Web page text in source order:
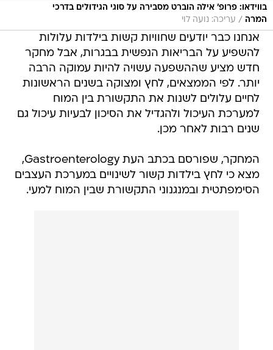
בווידאו: פרופ' אילה הוברט מסבירה על סוגי הגידולים בדרכי
המרה / עריכה: נועה לוי
אנחנו כבר יודעים שחוויות קשות בילדות עלולות
להשפיע על הבריאות הנפשית בבגרות, אבל מחקר
חדש מציע שההשפעה עשויה להיות עמוקה הרבה
יותר. לפי הממצאים, לחץ ומצוקה בשנים הראשונות
לחיים עלולים לשנות את התקשורת בין המוח
למערכת העיכול ולהגדיל את הסיכון לבעיות עיכול גם
שנים רבות לאחר מכן.
המחקר, שפורסם בכתב העת Gastroenterology,
מצא כי לחץ בילדות קשור לשינויים במערכת העצבים
הסימפתטית ובמנגנוני התקשורת שבין המוח למעי.